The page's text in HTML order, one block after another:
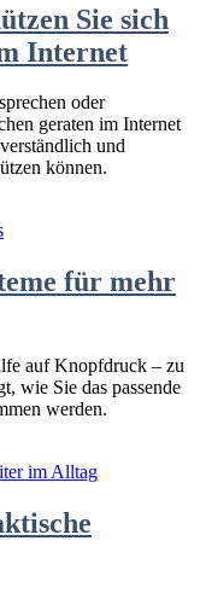
Sie sich
Internet
oder
geraten im Internet
und
können.
für mehr
auf Knopfdruck – zu
wie Sie das passende
werden.